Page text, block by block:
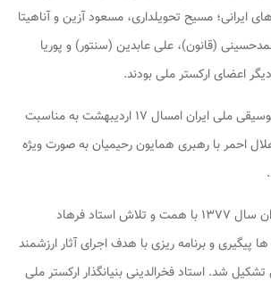
ایرانی؛ مسیح تحویلداری، مسعود آزین و آناهیتا
(قانون)، علی عابدین (سنتور) و پوریا
اعضای ارکستر ملی بودند.
نخستین اجرای ارکستر موسیقی ملی ایران امسال ۱۷ اردیبهشت به مناسبت
احمر با رهبری همایون رحیمیان به صورت ویژه
ارکستر موسیقی ملی ایران سال ۱۳۷۷ با همت و تلاش استاد فرهاد
پیگیری و برنامه ریزی با هدف اجرای آثار ارزشمند
شد. استاد فخرالدینی بنیانگذار ارکستر ملی